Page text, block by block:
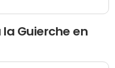
Guierche en